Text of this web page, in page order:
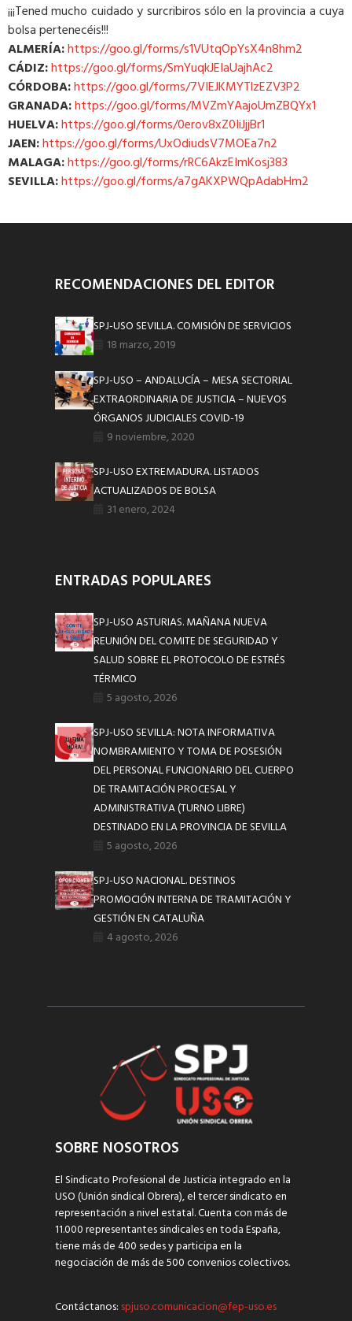
¡¡¡Tened mucho cuidado y surcribiros sólo en la provincia a cuya
bolsa pertenecéis!!!
ALMERÍA:https://goo.gl/forms/s1VUtqOpYsX4n8hm2
CÁDIZ:https://goo.gl/forms/SmYuqkJEIaUajhAc2
CÓRDOBA:https://goo.gl/forms/7VIEJKMYTlzEZV3P2
GRANADA:https://goo.gl/forms/MVZmYAajoUmZBQYx1
HUELVA:https://goo.gl/forms/0erov8xZ0IiJjjBr1
JAEN:https://goo.gl/forms/UxOdiudsV7MOEa7n2
MALAGA:https://goo.gl/forms/rRC6AkzEImKosj383
SEVILLA:https://goo.gl/forms/a7gAKXPWQpAdabHm2
RECOMENDACIONES DEL EDITOR
SPJ-USO SEVILLA. COMISIÓN DE SERVICIOS
18 marzo, 2019
SPJ-USO – ANDALUCÍA – MESA SECTORIAL
EXTRAORDINARIA DE JUSTICIA – NUEVOS
ÓRGANOS JUDICIALES COVID-19
9 noviembre, 2020
SPJ-USO EXTREMADURA. LISTADOS
ACTUALIZADOS DE BOLSA
31 enero, 2024
ENTRADAS POPULARES
SPJ-USO ASTURIAS. MAÑANA NUEVA
REUNIÓN DEL COMITE DE SEGURIDAD Y
SALUD SOBRE EL PROTOCOLO DE ESTRÉS
TÉRMICO
5 agosto, 2026
SPJ-USO SEVILLA: NOTA INFORMATIVA
NOMBRAMIENTO Y TOMA DE POSESIÓN
DEL PERSONAL FUNCIONARIO DEL CUERPO
DE TRAMITACIÓN PROCESAL Y
ADMINISTRATIVA (TURNO LIBRE)
DESTINADO EN LA PROVINCIA DE SEVILLA
5 agosto, 2026
SPJ-USO NACIONAL. DESTINOS
PROMOCIÓN INTERNA DE TRAMITACIÓN Y
GESTIÓN EN CATALUÑA
4 agosto, 2026
SOBRE NOSOTROS
El Sindicato Profesional de Justicia integrado en la
USO (Unión sindical Obrera), el tercer sindicato en
representación a nivel estatal. Cuenta con más de
11.000 representantes sindicales en toda España,
tiene más de 400 sedes y participa en la
negociación de más de 500 convenios colectivos.
Contáctanos: spjuso.comunicacion@fep-uso.es